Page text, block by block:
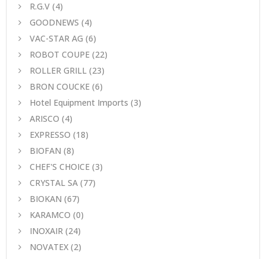
R.G.V (4)
GOODNEWS (4)
VAC-STAR AG (6)
ROBOT COUPE (22)
ROLLER GRILL (23)
BRON COUCKE (6)
Hotel Equipment Imports (3)
ARISCO (4)
EXPRESSO (18)
BIOFAN (8)
CHEF'S CHOICE (3)
CRYSTAL SA (77)
BIOKAN (67)
KARAMCO (0)
INOXAIR (24)
NOVATEX (2)